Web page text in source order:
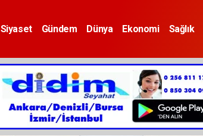
Siyaset Gündem Dünya Ekonomi Sağlık